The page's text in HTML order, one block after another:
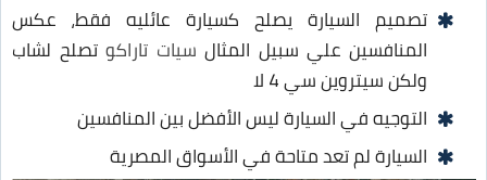
تصميم السيارة يصلح كسيارة عائليه فقط، عكس
المنافسين علي سبيل المثال سيات تاراكوتصلح لشاب
ولكن سيتروين سي 4 لا
التوجيه في السيارة ليس الأفضل بين المنافسين
السيارة لم تعد متاحة في الأسواق المصرية